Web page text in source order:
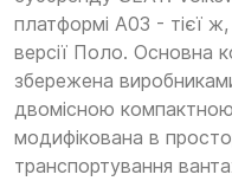
платформі A03 - тієї
версії Поло. Основна
збережена
двомісною
модифікована в
транспортування